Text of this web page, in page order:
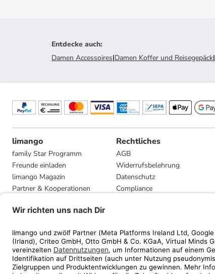
Entdecke auch:
Damen Accessoires|Damen Koffer und Reisegepäck|
limango
family Star Programm
Freunde einladen
limango Magazin
Partner & Kooperationen
Presse
Rechtliches
AGB
Widerrufsbelehrung
Datenschutz
Compliance